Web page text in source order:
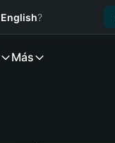
English?
Más